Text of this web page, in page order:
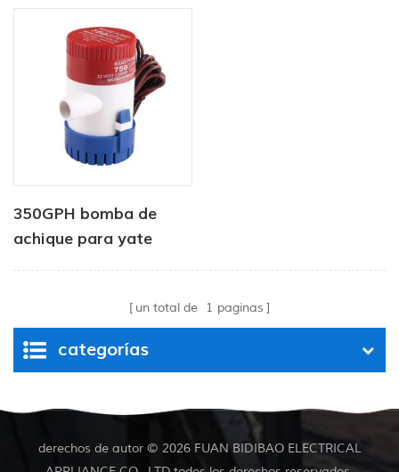
350GPH bomba de
achique para yate
un total de 1 paginas
categorías
derechos de autor © 2026 FUAN BIDIBAO ELECTRICAL